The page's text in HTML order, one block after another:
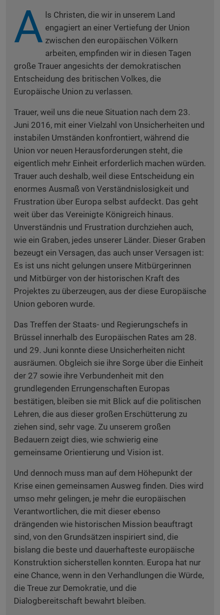
A ls Christen, die wir in unserem Land
engagiert an einer Vertiefung der Union
zwischen den europäischen Völkern
arbeiten, empfinden wir in diesen Tagen
große Trauer angesichts der demokratischen
Entscheidung des britischen Volkes, die
Europäische Union zu verlassen.
Trauer, weil uns die neue Situation nach dem 23.
Juni 2016, mit einer Vielzahl von Unsicherheiten und
instabilen Umständen konfrontiert, während die
Union vor neuen Herausforderungen steht, die
eigentlich mehr Einheit erforderlich machen würden.
Trauer auch deshalb, weil diese Entscheidung ein
enormes Ausmaß von Verständnislosigkeit und
Frustration über Europa selbst aufdeckt. Das geht
weit über das Vereinigte Königreich hinaus.
Unverständnis und Frustration durchziehen auch,
wie ein Graben, jedes unserer Länder. Dieser Graben
bezeugt ein Versagen, das auch unser Versagen ist:
Es ist uns nicht gelungen unsere Mitbürgerinnen
und Mitbürger von der historischen Kraft des
Projektes zu überzeugen, aus der diese Europäische
Union geboren wurde.
Das Treffen der Staats- und Regierungschefs in
Brüssel innerhalb des Europäischen Rates am 28.
und 29. Juni konnte diese Unsicherheiten nicht
ausräumen. Obgleich sie ihre Sorge über die Einheit
der 27 sowie ihre Verbundenheit mit den
grundlegenden Errungenschaften Europas
bestätigen, bleiben sie mit Blick auf die politischen
Lehren, die aus dieser großen Erschütterung zu
ziehen sind, sehr vage. Zu unserem großen
Bedauern zeigt dies, wie schwierig eine
gemeinsame Orientierung und Vision ist.
Und dennoch muss man auf dem Höhepunkt der
Krise einen gemeinsamen Ausweg finden. Dies wird
umso mehr gelingen, je mehr die europäischen
Verantwortlichen, die mit dieser ebenso
drängenden wie historischen Mission beauftragt
sind, von den Grundsätzen inspiriert sind, die
bislang die beste und dauerhafteste europäische
Konstruktion sicherstellen konnten. Europa hat nur
eine Chance, wenn in den Verhandlungen die Würde,
die Treue zur Demokratie, und die
Dialogbereitschaft bewahrt bleiben.